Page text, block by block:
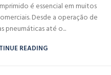
é essencial em muitos
Desde a operação de
pneumáticas até o...
READING